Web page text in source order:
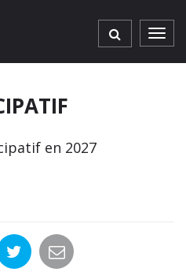
en 2027